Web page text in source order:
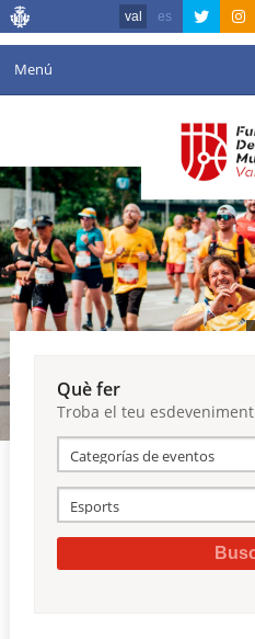
val es
Menú
Agenda
Instal·lacions
Comunicació
València en esport
Reserves
Què fer
Troba el teu esdeveniment